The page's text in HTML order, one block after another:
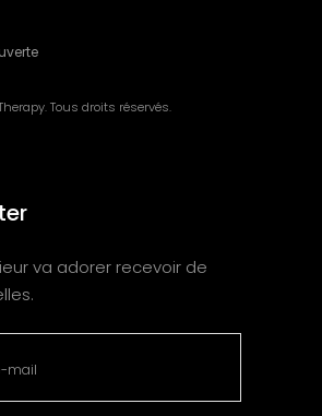
Tous droits réservés.
va adorer recevoir de